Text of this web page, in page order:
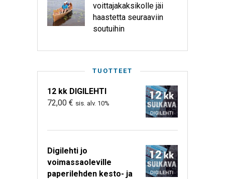
voittajakaksikolle jäi
haastetta seuraaviin
soutuihin
TUOTTEET
12 kk DIGILEHTI
72,00 € sis. alv. 10%
Digilehti jo
voimassaoleville
paperilehden kesto- ja